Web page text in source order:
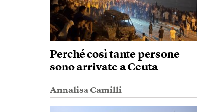
Perché così tante persone
sono arrivate a Ceuta
Annalisa Camilli